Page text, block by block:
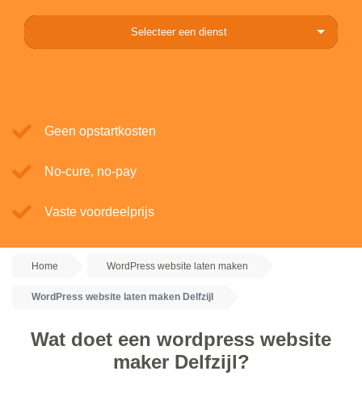
Selecteer een dienst
Geen opstartkosten
No-cure, no-pay
Vaste voordeelprijs
Home WordPress website laten maken
WordPress website laten maken Delfzijl
Wat doet een wordpress website
maker Delfzijl?